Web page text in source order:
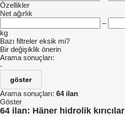
Özellikler
Net ağırlık
–
kg
Bazı filtreler eksik mi?
Bir değişiklik önerin
Arama sonuçları:
-
göster
Arama sonuçları: 64 ilan
Göster
64 ilan: Häner hidrolik kırıcılar